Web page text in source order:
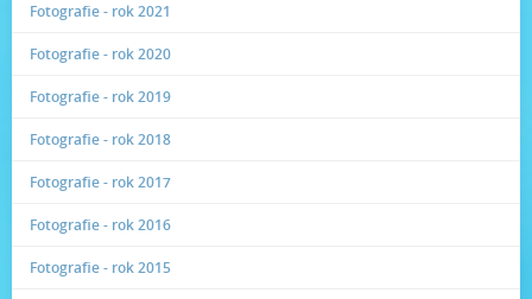
Fotografie - rok 2021
Fotografie - rok 2020
Fotografie - rok 2019
Fotografie - rok 2018
Fotografie - rok 2017
Fotografie - rok 2016
Fotografie - rok 2015